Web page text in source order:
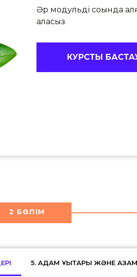
Әр модульдің соңында
аласыз.
КУРСТЫ
2 БӨЛІМ
5. АДАМ ҚҰҚЫҚТАРЫ ЖӘНЕ